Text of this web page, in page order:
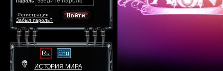
Забыл пароль?
Регистрация
Ru
Eng
ИСТОРИЯ МИРА